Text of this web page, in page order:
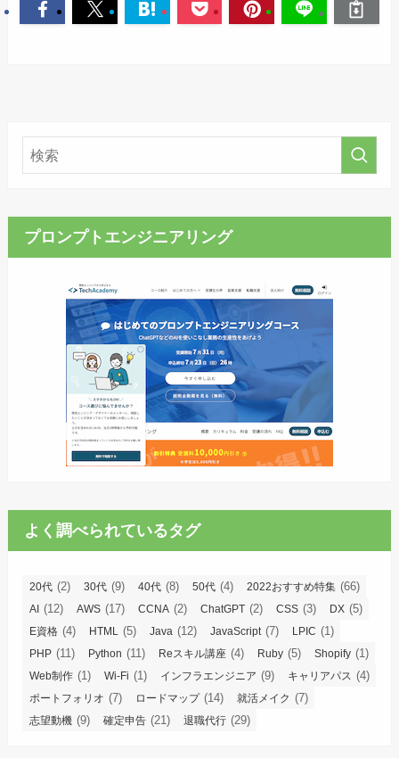
プロンプトエンジニアリング
よく調べられているタグ
20代 (2) 30代 (9) 40代 (8) 50代 (4) 2022おすすめ特集 (66)
AI (12) AWS (17) CCNA (2) ChatGPT (2) CSS (3) DX (5)
E資格 (4) HTML (5) Java (12) JavaScript (7) LPIC (1)
PHP (11) Python (11) Reスキル講座 (4) Ruby (5) Shopify (1)
Web制作 (1) Wi-Fi (1) インフラエンジニア (9) キャリアパス (4)
ポートフォリオ (7) ロードマップ(14) 就活メイク (7)
志望動機 (9) 確定申告 (21) 退職代行 (29)